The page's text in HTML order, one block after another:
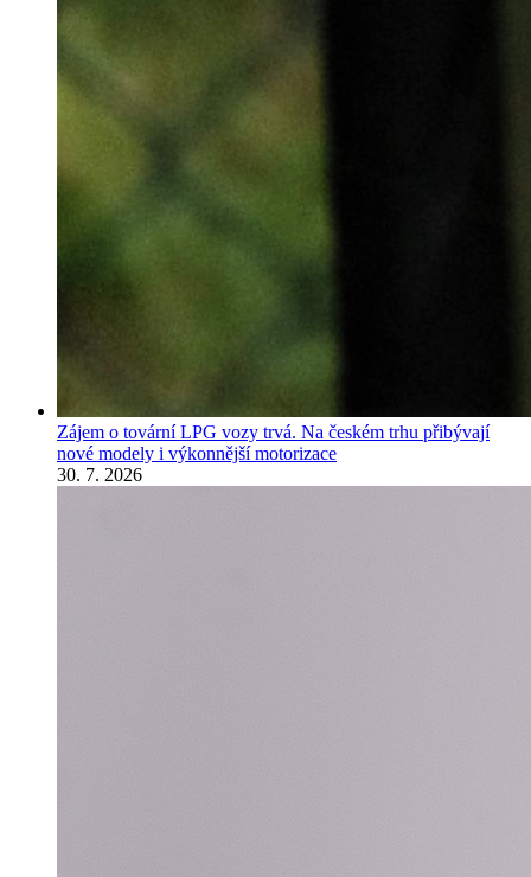
Zájem o tovární LPG vozy trvá. Na českém trhu přibývají
nové modely i výkonnější motorizace
30. 7. 2026